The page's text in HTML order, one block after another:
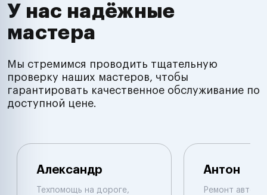
У нас надёжные
мастера
Мы стремимся проводить тщательную
проверку наших мастеров, чтобы
гарантировать качественное обслуживание по
доступной цене.
Александр
Техпомощь на дороге,
Антон
Ремонт